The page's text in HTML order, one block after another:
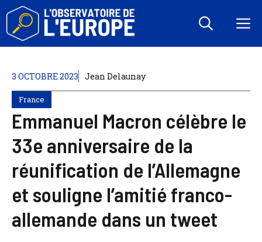
Aller
contenu
3 OCTOBRE 2023 Jean Delaunay
France
Emmanuel Macron célèbre le
33e anniversaire de la
réunification de l’Allemagne
et souligne l’amitié franco-
allemande dans un tweet